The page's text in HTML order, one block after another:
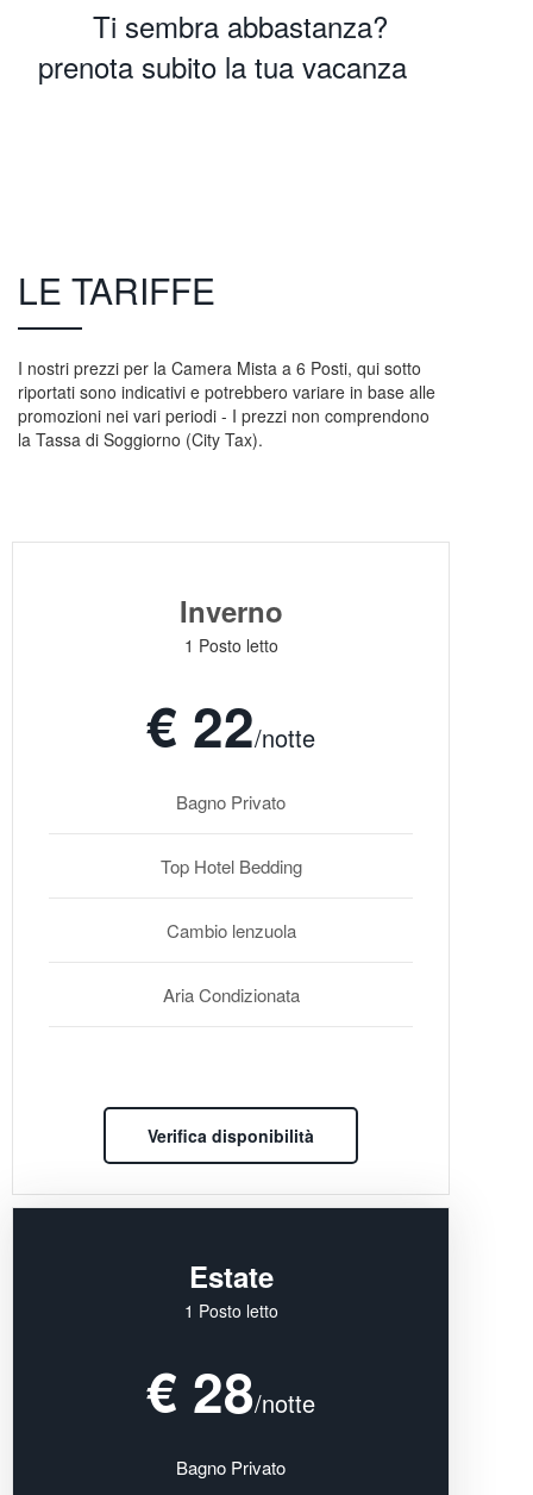
Ti sembra abbastanza?
prenota subito la tua vacanza
LE TARIFFE
I nostri prezzi per la Camera Mista a 6 Posti, qui sotto
riportati sono indicativi e potrebbero variare in base alle
promozioni nei vari periodi - I prezzi non comprendono
la Tassa di Soggiorno (City Tax).
Inverno
1 Posto letto
€ 22/notte
Bagno Privato
Top Hotel Bedding
Cambio lenzuola
Aria Condizionata
Verifica disponibilità
Estate
1 Posto letto
€ 28/notte
Bagno Privato